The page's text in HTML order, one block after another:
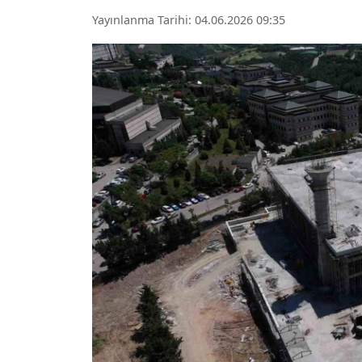
Yayınlanma Tarihi: 04.06.2026 09:35